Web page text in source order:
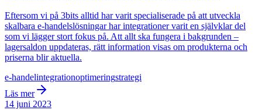
Eftersom vi på 3bits alltid har varit specialiserade på att utveckla
skalbara e-handelslösningar har integrationer varit en självklar del
som vi lägger stort fokus på. Att allt ska fungera i bakgrunden –
lagersaldon uppdateras, rätt information visas om produkterna och
priserna blir aktuella.
e-handelintegrationoptimeringstrategi
Läs mer
14 juni 2023